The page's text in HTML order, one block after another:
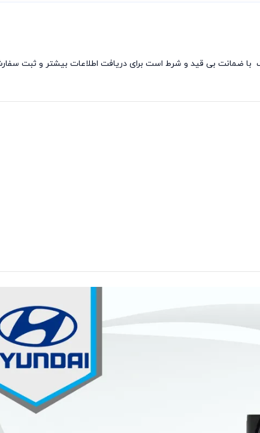
آزرا 2008 استوک فروشگاه الکا پارت پخش کننده پروژکتور آزرا 2009 استوک با ضمانت بی قید و شرط است برای دریافت اطلاعات